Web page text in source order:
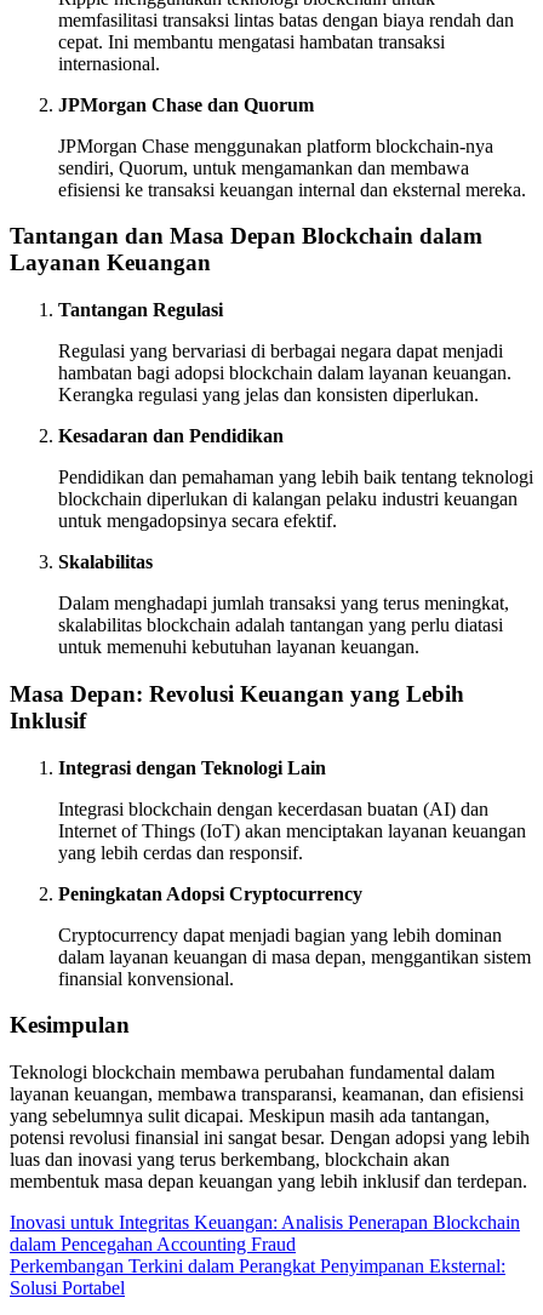
memfasilitasi transaksi lintas batas dengan biaya rendah dan
cepat. Ini membantu mengatasi hambatan transaksi
internasional.
JPMorgan Chase dan Quorum
JPMorgan Chase menggunakan platform blockchain-nya
sendiri, Quorum, untuk mengamankan dan membawa
efisiensi ke transaksi keuangan internal dan eksternal mereka.
Tantangan dan Masa Depan Blockchain dalam
Layanan Keuangan
Tantangan Regulasi
Regulasi yang bervariasi di berbagai negara dapat menjadi
hambatan bagi adopsi blockchain dalam layanan keuangan.
Kerangka regulasi yang jelas dan konsisten diperlukan.
Kesadaran dan Pendidikan
Pendidikan dan pemahaman yang lebih baik tentang teknologi
blockchain diperlukan di kalangan pelaku industri keuangan
untuk mengadopsinya secara efektif.
Skalabilitas
Dalam menghadapi jumlah transaksi yang terus meningkat,
skalabilitas blockchain adalah tantangan yang perlu diatasi
untuk memenuhi kebutuhan layanan keuangan.
Masa Depan: Revolusi Keuangan yang Lebih
Inklusif
Integrasi dengan Teknologi Lain
Integrasi blockchain dengan kecerdasan buatan (AI) dan
Internet of Things (IoT) akan menciptakan layanan keuangan
yang lebih cerdas dan responsif.
Peningkatan Adopsi Cryptocurrency
Cryptocurrency dapat menjadi bagian yang lebih dominan
dalam layanan keuangan di masa depan, menggantikan sistem
finansial konvensional.
Kesimpulan
Teknologi blockchain membawa perubahan fundamental dalam
layanan keuangan, membawa transparansi, keamanan, dan efisiensi
yang sebelumnya sulit dicapai. Meskipun masih ada tantangan,
potensi revolusi finansial ini sangat besar. Dengan adopsi yang lebih
luas dan inovasi yang terus berkembang, blockchain akan
membentuk masa depan keuangan yang lebih inklusif dan terdepan.
Navigasi
pos
Inovasi untuk Integritas Keuangan: Analisis Penerapan Blockchain
dalam Pencegahan Accounting Fraud
Perkembangan Terkini dalam Perangkat Penyimpanan Eksternal:
Solusi Portabel